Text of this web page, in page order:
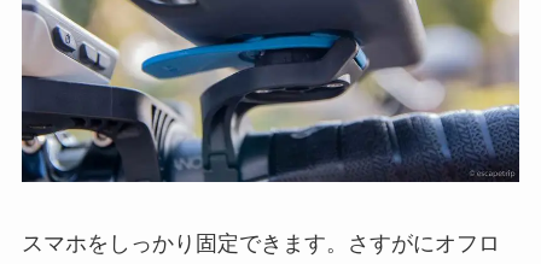
スマホをしっかり固定できます。さすがにオフロ